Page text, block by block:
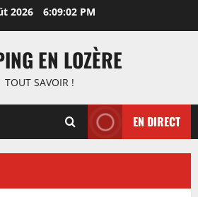
2026 6:09:03 PM
EN LOZÈRE
TOUT SAVOIR !
EN DIRECT